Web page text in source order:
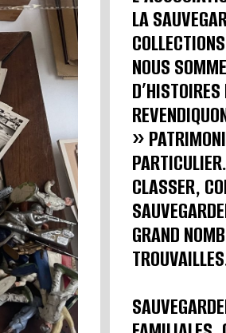
LA
NOUS
»
CLASSER,
GRAND